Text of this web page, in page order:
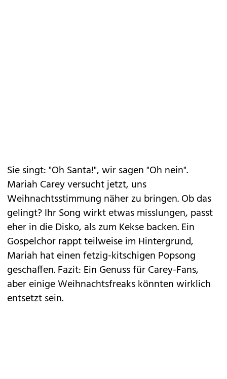
Sie singt: "Oh Santa!", wir sagen "Oh nein".
Mariah Careyversucht jetzt, uns
Weihnachtsstimmung näher zu bringen. Ob das
gelingt? Ihr Song wirkt etwas misslungen, passt
eher in die Disko, als zum Kekse backen. Ein
Gospelchor rappt teilweise im Hintergrund,
Mariah hat einen fetzig-kitschigen Popsong
geschaffen. Fazit: Ein Genuss für Carey-Fans,
aber einige Weihnachtsfreaks könnten wirklich
entsetzt sein.